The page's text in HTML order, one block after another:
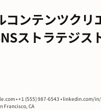
コンテンツクリ
ストラテジス
• +1 (555) 987-6543 • linkedin.com/
Francisco, CA